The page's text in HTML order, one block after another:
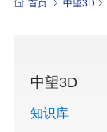
首页 中望3D
中望3D
知识库